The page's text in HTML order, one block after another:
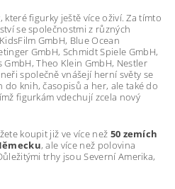
figurky ještě více oživí. Za tímto
se společnostmi z různých
GmbH, Blue Ocean
GmbH, Schmidt Spiele GmbH,
GmbH, Theo Klein GmbH, Nestler
společně vnášejí herní světy se
do knih, časopisů a her, ale také do
figurkám vdechují zcela nový
koupit již ve více než 50 zemích
, ale více než polovina
trhy jsou Severní Amerika,